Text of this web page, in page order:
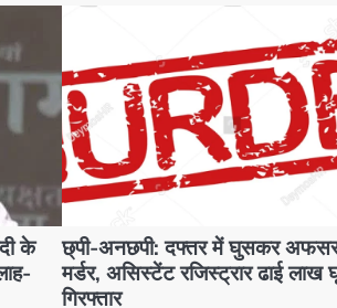
के
छ्पी-अनछपी: दफ्तर में घुसकर
मर्डर, असिस्टेंट रजिस्ट्रार ढाई
गिरफ्तार